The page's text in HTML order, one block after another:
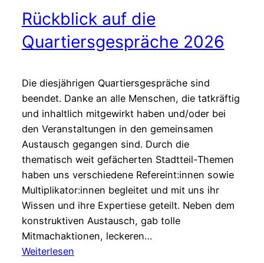
Rückblick auf die
Quartiersgespräche 2026
Die diesjährigen Quartiersgespräche sind
beendet. Danke an alle Menschen, die tatkräftig
und inhaltlich mitgewirkt haben und/oder bei
den Veranstaltungen in den gemeinsamen
Austausch gegangen sind. Durch die
thematisch weit gefächerten Stadtteil-Themen
haben uns verschiedene Refereint:innen sowie
Multiplikator:innen begleitet und mit uns ihr
Wissen und ihre Expertiese geteilt. Neben dem
konstruktiven Austausch, gab tolle
Mitmachaktionen, leckeren…
Weiterlesen: